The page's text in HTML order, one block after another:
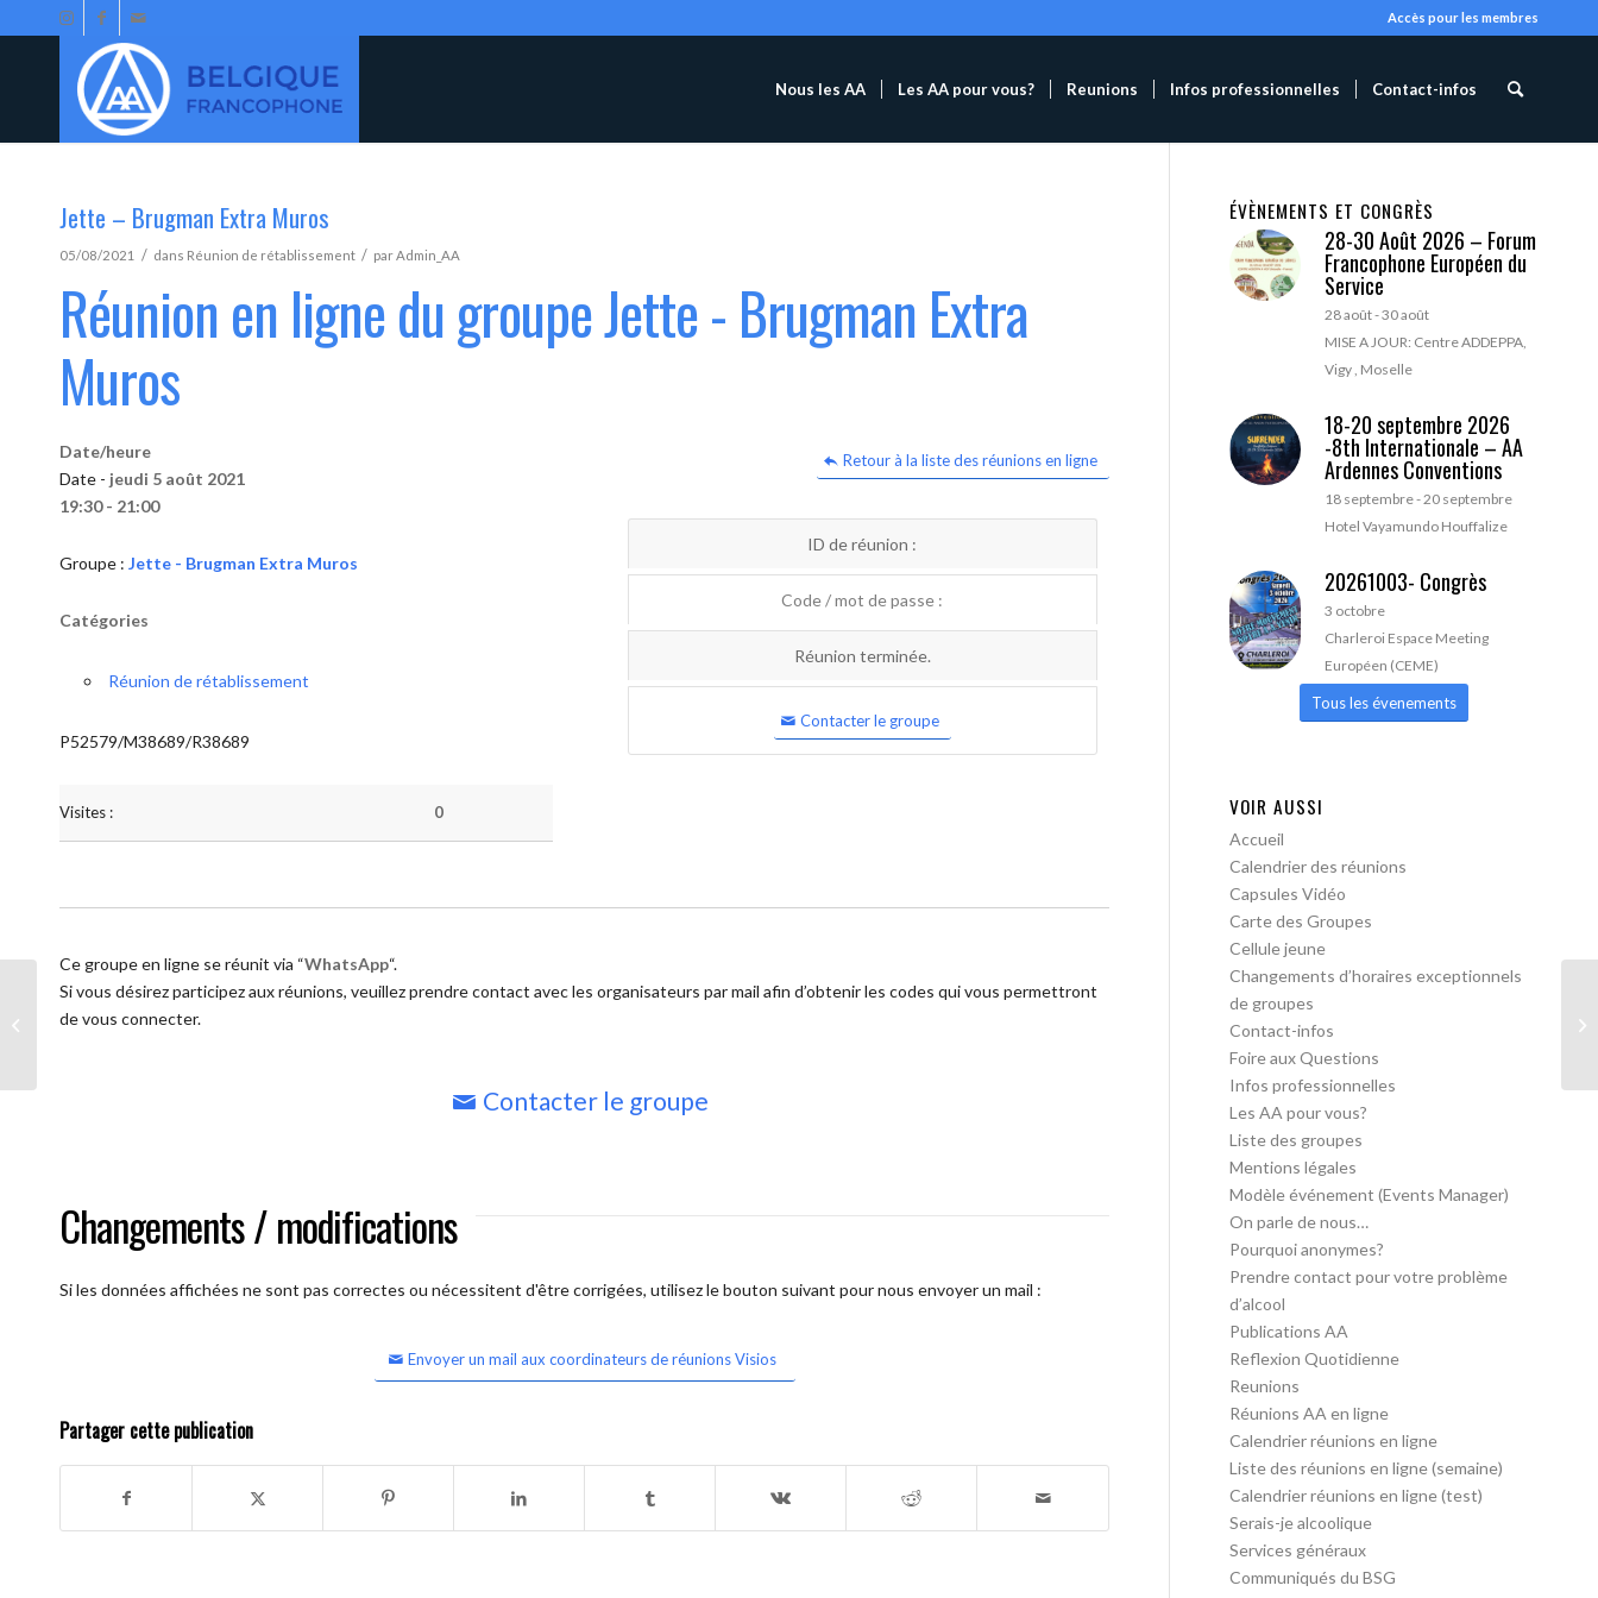
Accès pour les membres
Nous les AA Les AA pour vous? Reunions Infos professionnelles Contact-infos
Jette – Brugman Extra Muros
05/08/2021 / dans Réunion de rétablissement / parAdmin_AA
Réunion en ligne du groupe Jette - Brugman Extra
Muros
Retour à la liste des réunions en ligne
Date/heure
Date - jeudi 5 août 2021
19:30 - 21:00
Groupe : Jette - Brugman Extra Muros
Catégories
Réunion de rétablissement
P52579/M38689/R38689
Visites : 0
ID de réunion :
Code / mot de passe :
Réunion terminée.
Contacter le groupe
Ce groupe en ligne se réunit via “WhatsApp“.
Si vous désirez participez aux réunions, veuillez prendre contact avec les organisateurs par mail afin d’obtenir les codes qui vous permettront
de vous connecter.
Contacter le groupe
Changements / modifications
Si les données affichées ne sont pas correctes ou nécessitent d'être corrigées, utilisez le bouton suivant pour nous envoyer un mail :
Envoyer un mail aux coordinateurs de réunions Visios
Partager cette publication
ÉVÈNEMENTS ET CONGRÈS
28-30 Août 2026 – Forum
Francophone Européen du
Service
28 août-30 août
MISE A JOUR: Centre ADDEPPA,
Vigy , Moselle
18-20 septembre 2026
-8th Internationale – AA
Ardennes Conventions
18 septembre-20 septembre
Hotel Vayamundo Houffalize
20261003- Congrès
3 octobre
Charleroi Espace Meeting
Européen (CEME)
Tous les évenements
VOIR AUSSI
Accueil
Calendrier des réunions
Capsules Vidéo
Carte des Groupes
Cellule jeune
Changements d’horaires exceptionnels
de groupes
Contact-infos
Foire aux Questions
Infos professionnelles
Les AA pour vous?
Liste des groupes
Mentions légales
Modèle événement (Events Manager)
On parle de nous…
Pourquoi anonymes?
Prendre contact pour votre problème
d’alcool
Publications AA
Reflexion Quotidienne
Reunions
Réunions AA en ligne
Calendrier réunions en ligne
Liste des réunions en ligne (semaine)
Calendrier réunions en ligne (test)
Serais-je alcoolique
Services généraux
Communiqués du BSG
Jette – Brugman Extra Muros